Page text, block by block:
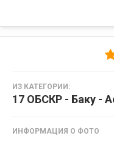
ИЗ КАТЕГОРИИ:
17 ОБСКР - Баку -
ИНФОРМАЦИЯ О ФОТО